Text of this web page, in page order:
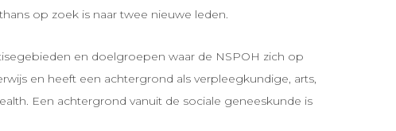
op zoek is naar twee nieuwe leden.
en doelgroepen waar de NSPOH zich op
en heeft een achtergrond als verpleegkundige, arts,
Een achtergrond vanuit de sociale geneeskunde is